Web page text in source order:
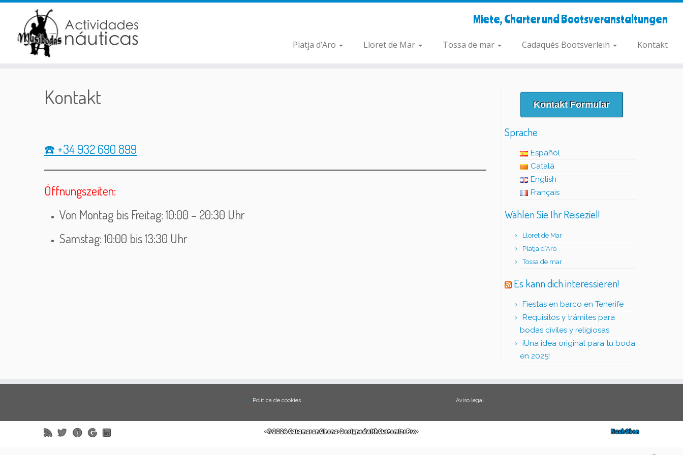
Zum
springen
Miete, Charter und Bootsveranstaltungen
Platja d’Aro Lloret de Mar Tossa de mar Cadaqués Bootsverleih Kontakt
Kontakt
☎️ +34 932 690 899
Öffnungszeiten:
Von Montag bis Freitag: 10:00 – 20:30 Uhr
Samstag: 10:00 bis 13:30 Uhr
Kontakt Formular
Sprache
Español
Català
English
Français
Wählen Sie Ihr Reiseziel!
Lloret de Mar
Platja d’Aro
Tossa de mar
Es kann dich interessieren!
Fiestas en barco en Tenerife
Requisitos y trámites para
bodas civiles y religiosas
¡Una idea original para tu boda
en 2025!
Política de cookies Aviso legal
·© 2026Catamaran Girona·Designed withCustomizr Pro· Nach Oben